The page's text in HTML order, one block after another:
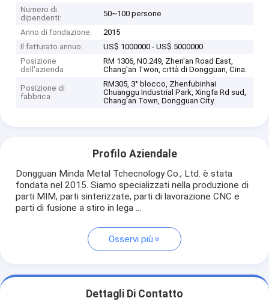
Numero di
dipendenti:
50~100 persone
Anno di fondazione:
2015
Il fatturato annuo:
US$ 1000000 - US$ 5000000
Posizione
dell'azienda
RM 1306, NO.249, Zhen'an Road East,
Chang'an Twon, città di Dongguan, Cina.
Posizione di
fabbrica
RM305, 3° blocco, Zhenfubinhai
Chuanggu Industrial Park, Xingfa Rd sud,
Chang'an Town, Dongguan City.
Profilo Aziendale
Dongguan Minda Metal Tchecnology Co., Ltd. è stata
fondata nel 2015. Siamo specializzati nella produzione di
parti MIM, parti sinterizzate, parti di lavorazione CNC e
parti di fusione a stiro in lega ...
Osservi più
Dettagli Di Contatto